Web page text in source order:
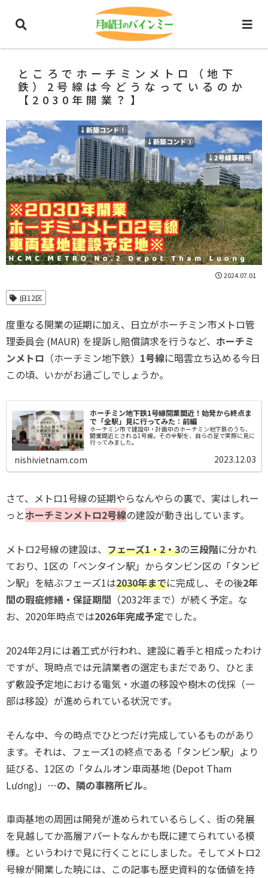
ベトナム生活情報
ところでホーチミンメトロ（地下
鉄）2号線は今どうなっているのか
【2030年開業？】
2024.07.01
旧12区
度重なる開業の延期に加え、日立がホーチミン市メトロ管
理委員会 (MAUR) を提訴し賠償請求を行うなど、 ホーチミ
ンメトロ （ホーチミン地下鉄） 1号線に暗雲立ち込める今日
この頃、いかがお過ごしでしょうか。
ホーチミン地下鉄1号線開業間近！始発から終点ま
で「全駅」見に行ってみた：前編
ホーチミン市で建設中・計画中のホーチミン地下鉄のうち、
開業間近とされる1号線。その全駅を、自らの足で実際に見に
行ってみました。
nishivietnam.com 2023.12.03
さて、メトロ1号線の延期やらなんやらの裏で、実はしれー
っとホーチミンメトロ2号線の建設が動き出しています。
メトロ2号線の建設は、 フェーズ1・2・3の三段階に分かれ
ており、1区の「ベンタイン駅」からタンビン区の「タンビ
ン駅」を結ぶフェーズ1は2030年までに完成し、その後2年
間の瑕疵修繕・保証期間 （2032年まで）が続く予定。な
お、2020年時点では2026年完成予定でした。
2024年2月には着工式が行われ、建設に着手と相成ったわけ
ですが、現時点では元請業者の選定もまだであり、ひとま
ず敷設予定地における電気・水道の移設や樹木の伐採（一
部は移設）が進められている状況です。
そんな中、今の時点でひとつだけ完成しているものがあり
ます。それは、フェーズ1の終点である「タンビン駅」より
延びる、12区の「タムルオン車両基地 (Depot Tham
Lương)」…の、隣の事務所ビル。
車両基地の周囲は開発が進められているらしく、街の発展
を見越してか高層アパートなんかも既に建てられている模
様。というわけで見に行くことにしました。そしてメトロ2
号線が開業した暁には、この記事も歴史資料的な価値を持